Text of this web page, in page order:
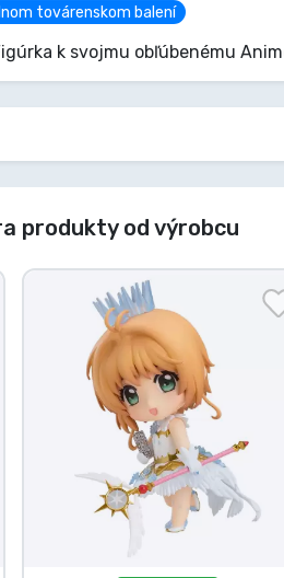
továrenskom balení
k svojmu obľúbenému
produkty od výrobcu